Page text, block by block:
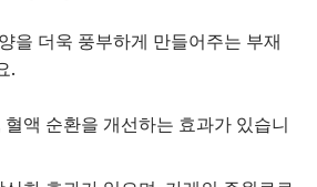
을 더욱 풍부하게 만들어주는 부재
.
액 순환을 개선하는 효과가 있습니